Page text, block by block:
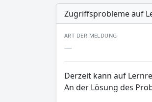
Zugriffsprobleme auf
ART DER MELDUNG
—
Derzeit kann auf
An der Lösung des